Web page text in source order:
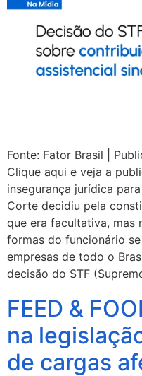
Fonte: Fator Brasil |
Clique aqui e veja a
insegurança jurídica
Corte decidiu pela
que era facultativa, mas
formas do funcionário
empresas de todo o
decisão do STF
FEED &
na
de cargas